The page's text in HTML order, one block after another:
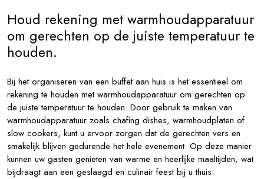
Houd rekening met warmhoudapparatuur
om gerechten op de juiste temperatuur te
houden.
Bij het organiseren van een buffet aan huis is het essentieel om
rekening te houden met warmhoudapparatuur om gerechten op
de juiste temperatuur te houden. Door gebruik te maken van
warmhoudapparatuur zoals chafing dishes, warmhoudplaten of
slow cookers, kunt u ervoor zorgen dat de gerechten vers en
smakelijk blijven gedurende het hele evenement. Op deze manier
kunnen uw gasten genieten van warme en heerlijke maaltijden, wat
bijdraagt aan een geslaagd en culinair feest bij u thuis.